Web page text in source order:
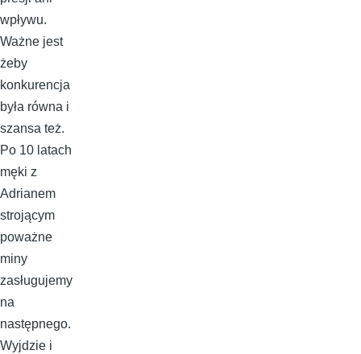
wpływu.
Ważne jest
żeby
konkurencja
była równa i
szansa też.
Po 10 latach
męki z
Adrianem
strojącym
poważne
miny
zasługujemy
na
następnego.
Wyjdzie i